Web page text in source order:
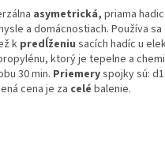
asymetrická, priama
a domácnostiach. Používa
k predĺženiu sacích hadíc u
ktorý je tepelne a
30 min. Priemeryspojky sú: d1
cena je za celé balenie.